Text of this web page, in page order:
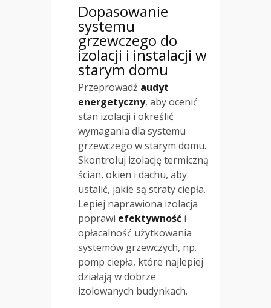
Dopasowanie
systemu
grzewczego do
izolacji i instalacji w
starym domu
Przeprowadź audyt
energetyczny, aby ocenić
stan izolacji i określić
wymagania dla systemu
grzewczego w starym domu.
Skontroluj izolację termiczną
ścian, okien i dachu, aby
ustalić, jakie są straty ciepła.
Lepiej naprawiona izolacja
poprawi efektywność i
opłacalność użytkowania
systemów grzewczych, np.
pomp ciepła, które najlepiej
działają w dobrze
izolowanych budynkach.